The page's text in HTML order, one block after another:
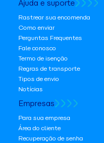
Ajuda e suporte
Rastrear sua encomenda
Como enviar
Perguntas Frequentes
Fale conosco
Termo de isenção
Regras de transporte
Tipos de envio
Notícias
Empresas
Para sua empresa
Área do cliente
Recuperação de senha